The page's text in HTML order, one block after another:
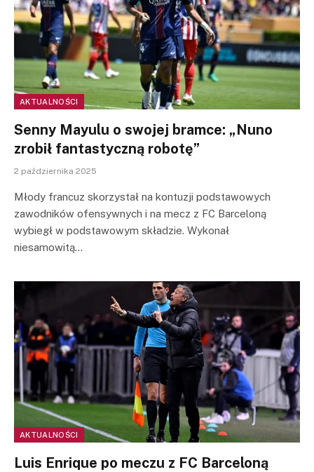
AKTUALNOŚCI
Senny Mayulu o swojej bramce: „Nuno
zrobił fantastyczną robotę”
2 października 2025
Młody francuz skorzystał na kontuzji podstawowych
zawodników ofensywnych i na mecz z FC Barceloną
wybiegł w podstawowym składzie. Wykonał
niesamowitą…
AKTUALNOŚCI
Luis Enrique po meczu z FC Barceloną